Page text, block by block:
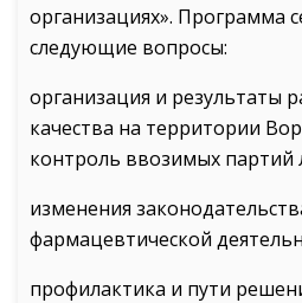
организациях». Программа
следующие вопросы:
организация и результаты
качества на территории
контроль ввозимых партий
изменения
фармацевтической
профилактика и пути